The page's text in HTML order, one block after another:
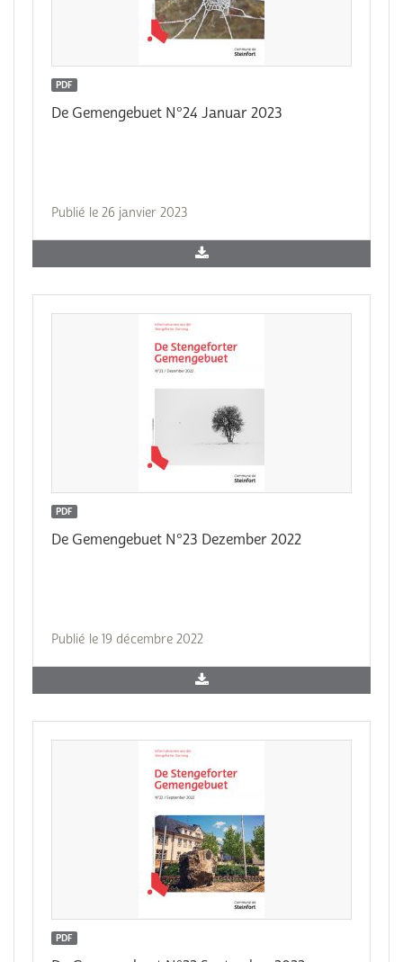
PDF
De Gemengebuet N°24 Januar 2023
Publié le 26 janvier 2023
PDF
De Gemengebuet N°23 Dezember 2022
Publié le 19 décembre 2022
PDF